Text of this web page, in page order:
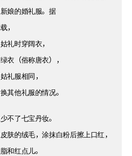
娘的婚礼服。据
，
礼时穿阔衣，
衣（俗称唐衣），
礼服相同，
其他礼服的情况。
不了七宝丹妆。
肤的绒毛，涂抹白粉后擦上口红，
和红点儿。